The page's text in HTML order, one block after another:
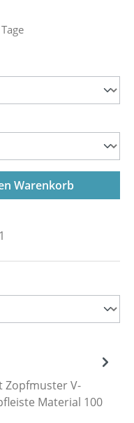
gewünschten
Warenkorb
Zopfmuster V-
Material 100